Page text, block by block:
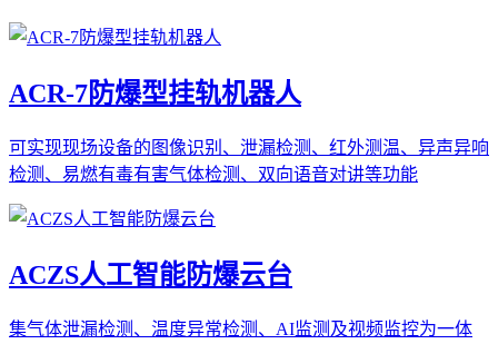
ACR-7防爆型挂轨机器人
可实现现场设备的图像识别、泄漏检测、红外测温、异声异响
检测、易燃有毒有害气体检测、双向语音对讲等功能
ACZS人工智能防爆云台
集气体泄漏检测、温度异常检测、AI监测及视频监控为一体